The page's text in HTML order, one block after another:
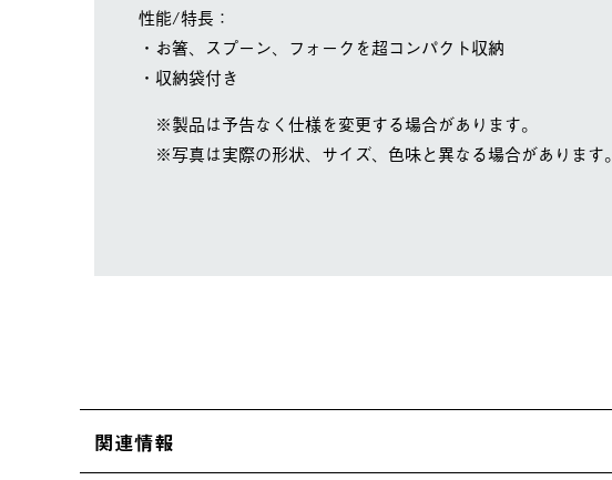
性能/特長：
・お箸、スプーン、フォークを超コンパクト収納
・収納袋付き
※製品は予告なく仕様を変更する場合があります。
※写真は実際の形状、サイズ、色味と異なる場合があります。
関連情報